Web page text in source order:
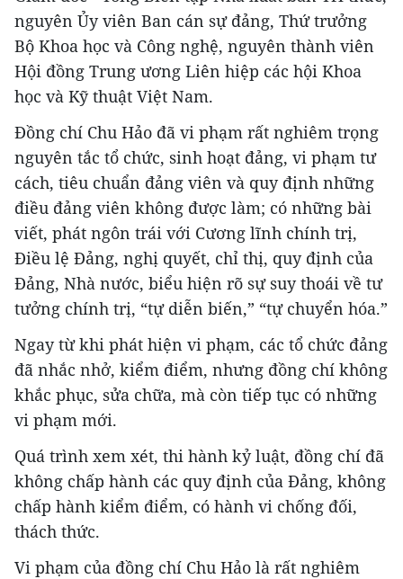
nguyên Ủy viên Ban cán sự đảng, Thứ trưởng
Bộ Khoa học và Công nghệ, nguyên thành viên
Hội đồng Trung ương Liên hiệp các hội Khoa
học và Kỹ thuật Việt Nam.
Đồng chí Chu Hảo đã vi phạm rất nghiêm trọng
nguyên tắc tổ chức, sinh hoạt đảng, vi phạm tư
cách, tiêu chuẩn đảng viên và quy định những
điều đảng viên không được làm; có những bài
viết, phát ngôn trái với Cương lĩnh chính trị,
Điều lệ Đảng, nghị quyết, chỉ thị, quy định của
Đảng, Nhà nước, biểu hiện rõ sự suy thoái về tư
tưởng chính trị, “tự diễn biến,” “tự chuyển hóa.”
Ngay từ khi phát hiện vi phạm, các tổ chức đảng
đã nhắc nhở, kiểm điểm, nhưng đồng chí không
khắc phục, sửa chữa, mà còn tiếp tục có những
vi phạm mới.
Quá trình xem xét, thi hành kỷ luật, đồng chí đã
không chấp hành các quy định của Đảng, không
chấp hành kiểm điểm, có hành vi chống đối,
thách thức.
Vi phạm của đồng chí Chu Hảo là rất nghiêm